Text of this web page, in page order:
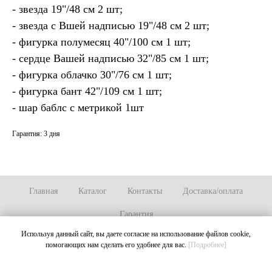
- звезда 19"/48 см 2 шт;
- звезда с Вшей надписью 19"/48 см 2 шт;
- фигурка полумесяц 40"/100 см 1 шт;
- сердце Вашей надписью 32"/85 см 1 шт;
- фигурка облачко 30"/76 см 1 шт;
- фигурка бант 42"/109 см 1 шт;
- шар баблс с метрикой 1шт
Гарантия: 3 дня
Главная Каталог Контакты Доставка/оплата
Гарантия
Используя данный сайт, вы даете согласие на использование файлов cookie,
помогающих нам сделать его удобнее для вас. [Подробнее]